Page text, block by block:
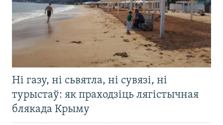
Ні газу, ні сьвятла, ні сувязі, ні
турыстаў: як праходзіць лягістычная
блякада Крыму